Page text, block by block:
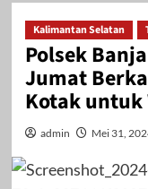
Kalimantan Selatan
Polsek
Jumat
Kotak untuk
admin Mei 31,